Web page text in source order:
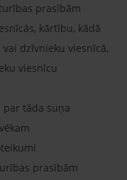
prasībām
kārtību, kādā
dzīvnieku viesnīcā,
viesnīcu
tāda suņa
prasībām